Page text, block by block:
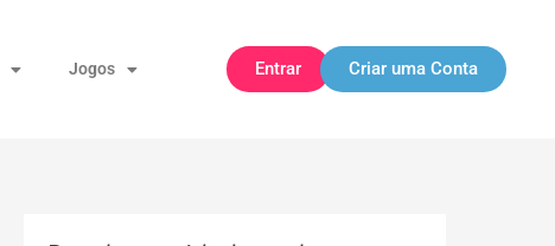
Jogos Entrar Criar uma Conta